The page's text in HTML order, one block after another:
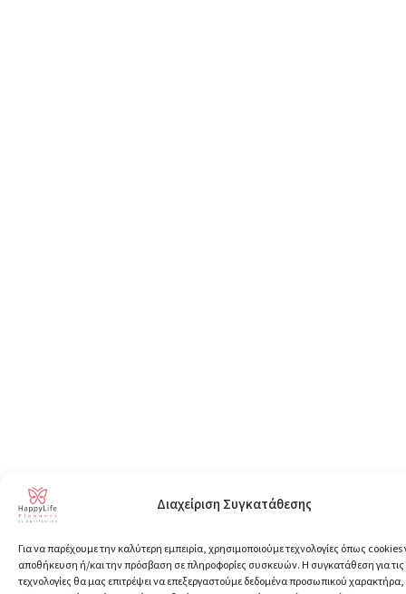
Διαχείριση Συγκατάθεσης
Για να παρέχουμε την καλύτερη εμπειρία, χρησιμοποιούμε τεχνολογίες όπως cookies
αποθήκευση ή/και την πρόσβαση σε πληροφορίες συσκευών. Η συγκατάθεση για
τεχνολογίες θα μας επιτρέψει να επεξεργαστούμε δεδομένα προσωπικού